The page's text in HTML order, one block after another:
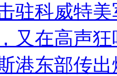
驻科威特
又在高声狂
港东部传